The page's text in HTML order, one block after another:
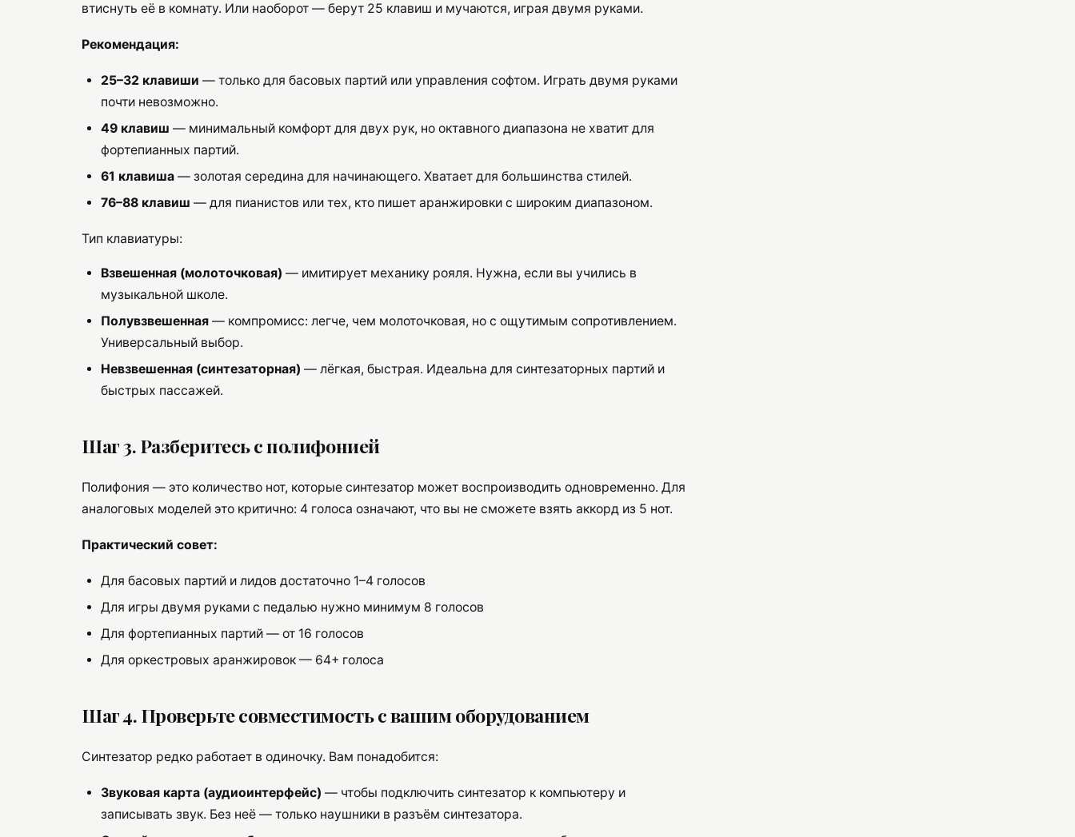
втиснуть её в комнату. Или наоборот — берут 25 клавиш и мучаются, играя двумя руками.
Рекомендация:
25–32 клавиши — только для басовых партий или управления софтом. Играть двумя руками
почти невозможно.
49 клавиш — минимальный комфорт для двух рук, но октавного диапазона не хватит для
фортепианных партий.
61 клавиша — золотая середина для начинающего. Хватает для большинства стилей.
76–88 клавиш — для пианистов или тех, кто пишет аранжировки с широким диапазоном.
Тип клавиатуры:
Взвешенная (молоточковая) — имитирует механику рояля. Нужна, если вы учились в
музыкальной школе.
Полувзвешенная — компромисс: легче, чем молоточковая, но с ощутимым сопротивлением.
Универсальный выбор.
Невзвешенная (синтезаторная) — лёгкая, быстрая. Идеальна для синтезаторных партий и
быстрых пассажей.
Шаг 3. Разберитесь с полифонией
Полифония — это количество нот, которые синтезатор может воспроизводить одновременно. Для
аналоговых моделей это критично: 4 голоса означают, что вы не сможете взять аккорд из 5 нот.
Практический совет:
Для басовых партий и лидов достаточно 1–4 голосов
Для игры двумя руками с педалью нужно минимум 8 голосов
Для фортепианных партий — от 16 голосов
Для оркестровых аранжировок — 64+ голоса
Шаг 4. Проверьте совместимость с вашим оборудованием
Синтезатор редко работает в одиночку. Вам понадобится:
Звуковая карта (аудиоинтерфейс) — чтобы подключить синтезатор к компьютеру и
записывать звук. Без неё — только наушники в разъём синтезатора.